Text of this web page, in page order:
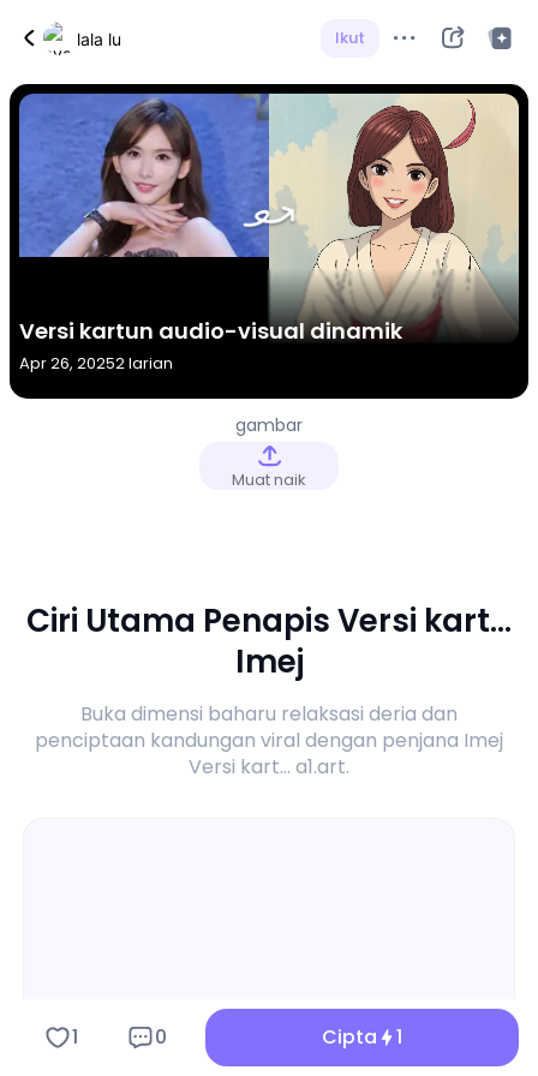
lala lu Ikut
Versi kartun audio-visual dinamik
Apr 26, 20252 larian
gambar
Muat naik
Ciri Utama Penapis Versi kart...
Imej
Buka dimensi baharu relaksasi deria dan
penciptaan kandungan viral dengan penjana Imej
Versi kart... a1.art.
1 0 Cipta 1